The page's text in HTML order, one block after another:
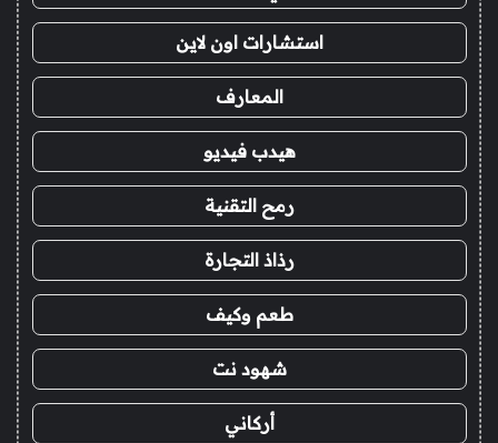
استشارات اون لاين
المعارف
هيدب فيديو
رمح التقنية
رذاذ التجارة
طعم وكيف
شهود نت
أركاني